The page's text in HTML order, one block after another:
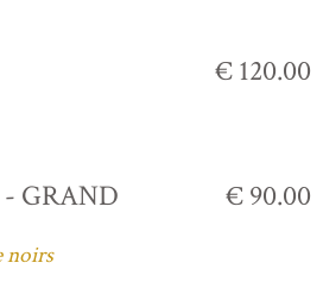
€ 120.00
GRAND
noirs
€ 90.00